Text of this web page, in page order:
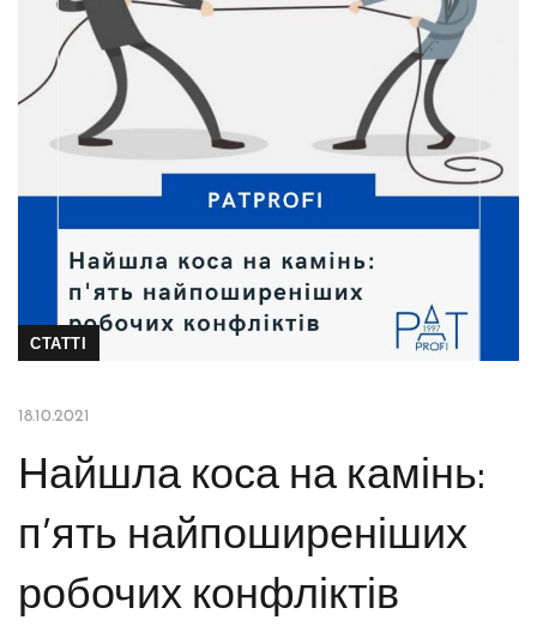
СТАТТІ
18.10.2021
Найшла коса на камінь:
п’ять найпоширеніших
робочих конфліктів